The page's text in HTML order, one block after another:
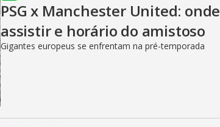
PSG x Manchester United: onde
assistir e horário do amistoso
Gigantes europeus se enfrentam na pré-temporada